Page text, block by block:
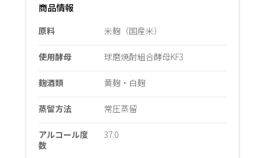
商品情報
原料 米麹（国産米）
使用酵母 球磨焼酎組合酵母KF3
麹酒類 黄麹・白麹
蒸留方法 常圧蒸留
アルコール度
数
37.0